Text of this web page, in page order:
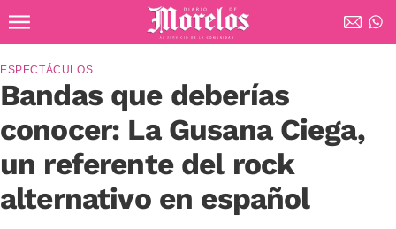
Diario de Morelos
Bandas que deberías
conocer: La Gusana Ciega,
un referente del rock
alternativo en español
ESPECTÁCULOS